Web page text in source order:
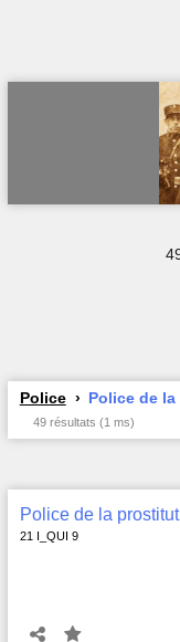
Police Police de
49 résultats (1 ms)
Police de la
21 I_QUI 9